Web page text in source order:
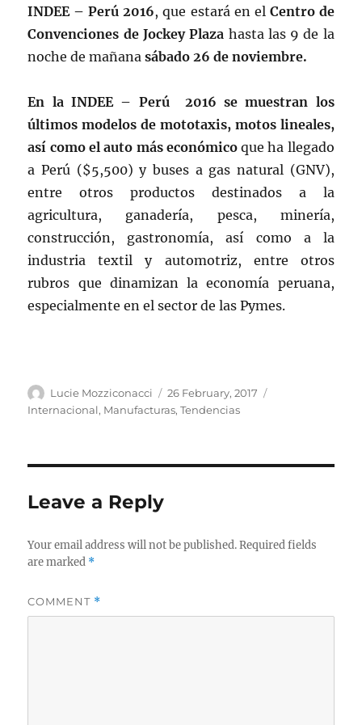
INDEE – Perú 2016, que estará en el Centro de
Convenciones de Jockey Plaza hasta las 9 de la
noche de mañanasábado 26 de noviembre.
En la INDEE – Perú 2016 se muestran los
últimos modelos de mototaxis, motos lineales,
así como el auto más económicoque ha llegado
a Perú ($5,500) y buses a gas natural (GNV),
entre otros productos destinados a la
agricultura, ganadería, pesca, minería,
construcción, gastronomía, así como a la
industria textil y automotriz, entre otros
rubros que dinamizan la economía peruana,
especialmente en el sector de las Pymes.
Author
Lucie Mozziconacci
Posted
on
26 February, 2017
Internacional, Manufacturas,Tendencias
Leave a Reply
Your email address will not be published. Required fields
are marked *
COMMENT *